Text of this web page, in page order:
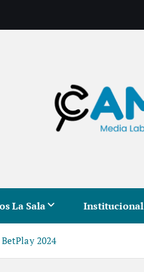
La Sala Institucional
2024